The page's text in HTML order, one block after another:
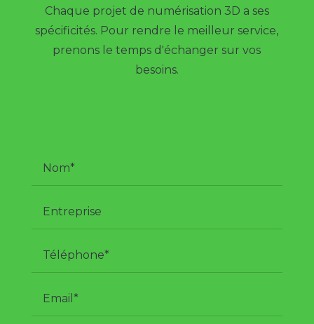
Chaque projet de numérisation 3D a ses
spécificités. Pour rendre le meilleur service,
prenons le temps d'échanger sur vos
besoins.